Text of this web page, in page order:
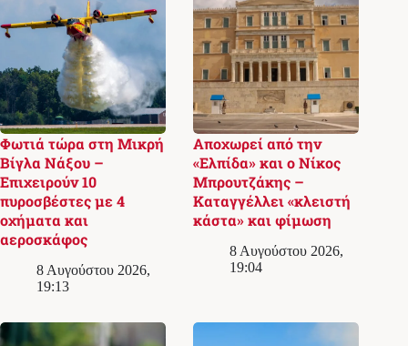
Φωτιά τώρα στη Μικρή
Βίγλα Νάξου –
Επιχειρούν 10
πυροσβέστες με 4
οχήματα και
αεροσκάφος
8 Αυγούστου 2026,
19:13
Αποχωρεί από την
«Ελπίδα» και ο Νίκος
Μπρουτζάκης –
Καταγγέλλει «κλειστή
κάστα» και φίμωση
8 Αυγούστου 2026,
19:04